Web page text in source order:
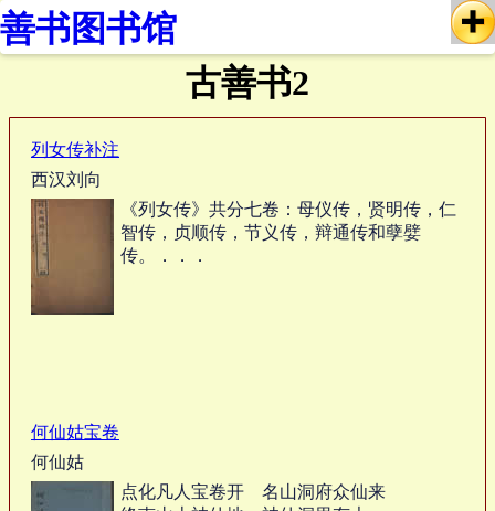
善书图书馆
古善书2
列女传补注
西汉刘向
《列女传》共分七卷：母仪传，贤明传，仁
智传，贞顺传，节义传，辩通传和孽嬖
传。．．．
何仙姑宝卷
何仙姑
点化凡人宝卷开 名山洞府众仙来